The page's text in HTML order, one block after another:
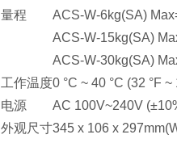
量程
ACS-W-6kg(SA)
ACS-W-15kg(SA)
ACS-W-30kg(SA)
工作温度0 °C ~ 40 °C (32 °F ~
电源
AC 100V~240V
外观尺寸345 x 106 x